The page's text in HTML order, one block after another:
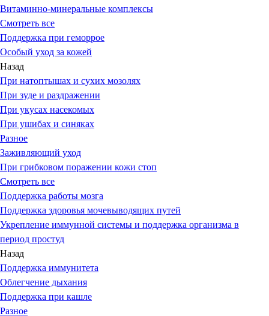
Витаминно-минеральные комплексы
Смотреть все
Поддержка при геморрое
Особый уход за кожей
Назад
При натоптышах и сухих мозолях
При зуде и раздражении
При укусах насекомых
При ушибах и синяках
Разное
Заживляющий уход
При грибковом поражении кожи стоп
Смотреть все
Поддержка работы мозга
Поддержка здоровья мочевыводящих путей
Укрепление иммунной системы и поддержка организма в
период простуд
Назад
Поддержка иммунитета
Облегчение дыхания
Поддержка при кашле
Разное